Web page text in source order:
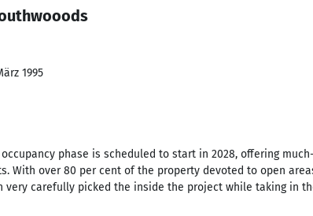
1995
phase is scheduled to start in 2028, offering
With over 80 per cent of the property devoted to open
very carefully picked the inside the project while taking in